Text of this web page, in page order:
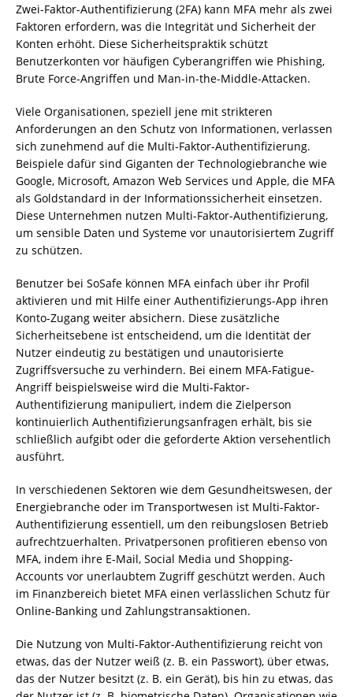
Zwei-Faktor-Authentifizierung (2FA) kann MFA mehr als zwei
Faktoren erfordern, was die Integrität und Sicherheit der
Konten erhöht. Diese Sicherheitspraktik schützt
Benutzerkonten vor häufigen Cyberangriffen wie Phishing,
Brute Force-Angriffen und Man-in-the-Middle-Attacken.
Viele Organisationen, speziell jene mit strikteren
Anforderungen an den Schutz von Informationen, verlassen
sich zunehmend auf die Multi-Faktor-Authentifizierung.
Beispiele dafür sind Giganten der Technologiebranche wie
Google, Microsoft, Amazon Web Services und Apple, die MFA
als Goldstandard in der Informationssicherheit einsetzen.
Diese Unternehmen nutzen Multi-Faktor-Authentifizierung,
um sensible Daten und Systeme vor unautorisiertem Zugriff
zu schützen.
Benutzer bei SoSafe können MFA einfach über ihr Profil
aktivieren und mit Hilfe einer Authentifizierungs-App ihren
Konto-Zugang weiter absichern. Diese zusätzliche
Sicherheitsebene ist entscheidend, um die Identität der
Nutzer eindeutig zu bestätigen und unautorisierte
Zugriffsversuche zu verhindern. Bei einem MFA-Fatigue-
Angriff beispielsweise wird die Multi-Faktor-
Authentifizierung manipuliert, indem die Zielperson
kontinuierlich Authentifizierungsanfragen erhält, bis sie
schließlich aufgibt oder die geforderte Aktion versehentlich
ausführt.
In verschiedenen Sektoren wie dem Gesundheitswesen, der
Energiebranche oder im Transportwesen ist Multi-Faktor-
Authentifizierung essentiell, um den reibungslosen Betrieb
aufrechtzuerhalten. Privatpersonen profitieren ebenso von
MFA, indem ihre E-Mail, Social Media und Shopping-
Accounts vor unerlaubtem Zugriff geschützt werden. Auch
im Finanzbereich bietet MFA einen verlässlichen Schutz für
Online-Banking und Zahlungstransaktionen.
Die Nutzung von Multi-Faktor-Authentifizierung reicht von
etwas, das der Nutzer weiß (z. B. ein Passwort), über etwas,
das der Nutzer besitzt (z. B. ein Gerät), bis hin zu etwas, das